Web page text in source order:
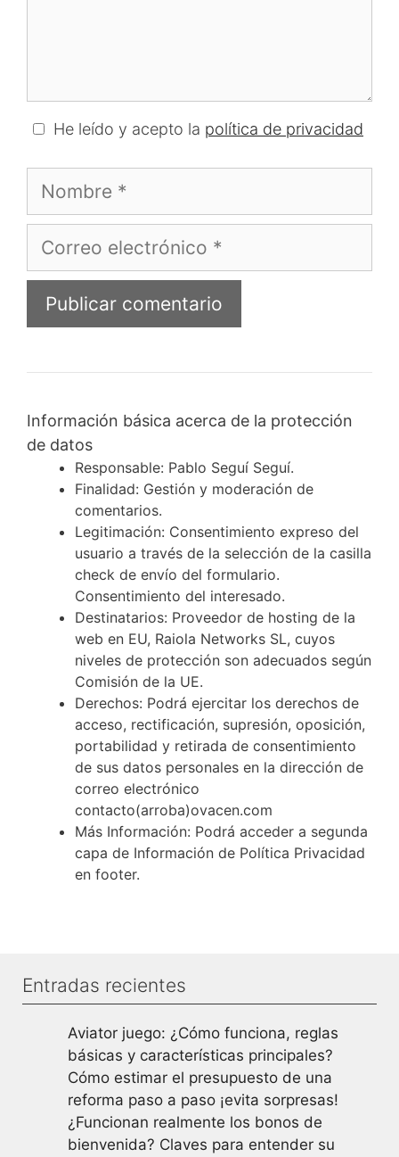
He leído y acepto la política de privacidad
Nombre
Correo
electrónico
Información básica acerca de la protección
de datos
Responsable: Pablo Seguí Seguí.
Finalidad: Gestión y moderación de
comentarios.
Legitimación: Consentimiento expreso del
usuario a través de la selección de la casilla
check de envío del formulario.
Consentimiento del interesado.
Destinatarios: Proveedor de hosting de la
web en EU, Raiola Networks SL, cuyos
niveles de protección son adecuados según
Comisión de la UE.
Derechos: Podrá ejercitar los derechos de
acceso, rectificación, supresión, oposición,
portabilidad y retirada de consentimiento
de sus datos personales en la dirección de
correo electrónico
contacto(arroba)ovacen.com
Más Información: Podrá acceder a segunda
capa de Información de Política Privacidad
en footer.
Entradas recientes
Aviator juego: ¿Cómo funciona, reglas
básicas y características principales?
Cómo estimar el presupuesto de una
reforma paso a paso ¡evita sorpresas!
¿Funcionan realmente los bonos de
bienvenida? Claves para entender su